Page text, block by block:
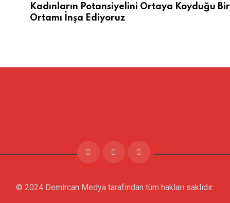
Kadınların Potansiyelini Ortaya Koyduğu
Ortamı İnşa Ediyoruz
© 2024 Demircan Medya tarafından tüm hakları saklıdır.